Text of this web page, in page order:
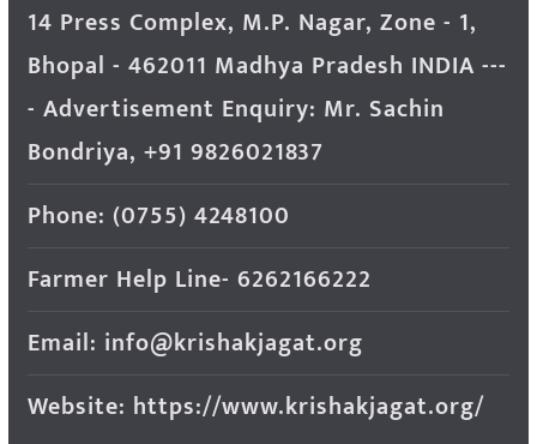
14 Press Complex, M.P. Nagar, Zone - 1,
Bhopal - 462011 Madhya Pradesh INDIA ---
- Advertisement Enquiry: Mr. Sachin
Bondriya, +91 9826021837
Phone: (0755) 4248100
Farmer Help Line- 6262166222
Email: info@krishakjagat.org
Website: https://www.krishakjagat.org/